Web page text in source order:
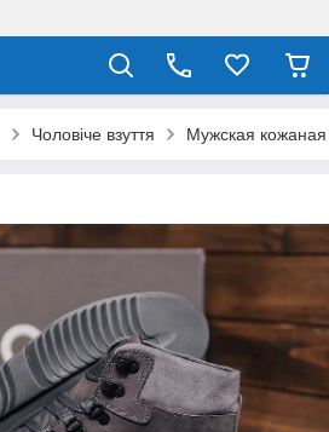
Чоловіче взуття Мужская